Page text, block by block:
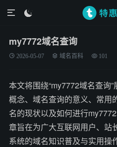

my7772域名查询
2026-05-07 域名百科 101
本文将围绕“my7772域名查询
概念、域名查询的意义、常用
名的现状以及如何进行
章旨在为广大互联网用户、站
系统的域名知识普及与实用操